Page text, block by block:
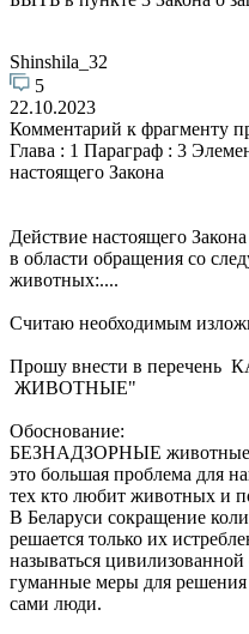
Shinshila_32
5
22.10.2023
Комментарий к фрагменту
Глава : 1 Параграф : 3
настоящего Закона
Действие настоящего
в области обращения со
животных:....
Считаю необходимым
Прошу внести в
ЖИВОТНЫЕ"
Обоснование:
БЕЗНАДЗОРНЫЕ животные
это большая проблема для
тех кто любит животных и
В Беларуси сокращение
решается только их
называться
гуманные меры для
сами люди.